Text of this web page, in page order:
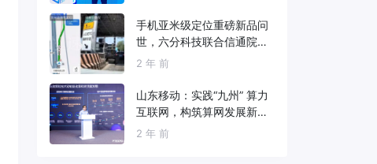
手机亚米级定位重磅新品问
世，六分科技联合信通院发
布免费服务
2 年 前
山东移动：实践“九州” 算力
互联网，构筑算网发展新底
座
2 年 前